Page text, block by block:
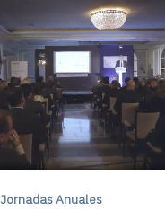
Jornadas Anuales